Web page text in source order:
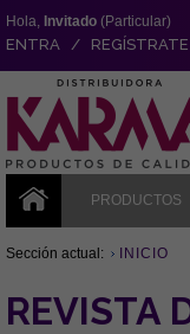
Hola, Invitado (Particular)
ENTRA / REGÍSTRATE
PRODUCTOS
Sección actual: INICIO
REVISTA